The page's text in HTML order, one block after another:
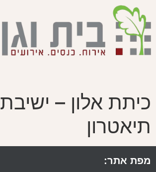
כיתת אלון – ישיבת
תיאטרון
מפת אתר: